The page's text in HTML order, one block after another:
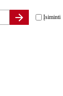
Įsiminti